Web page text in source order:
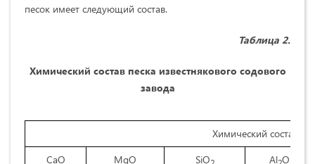
песок имеет следующий состав.
Таблица 2.
Химический состав песка известнякового содового
завода
Химический состав.
CaO
MgO SiO Al O